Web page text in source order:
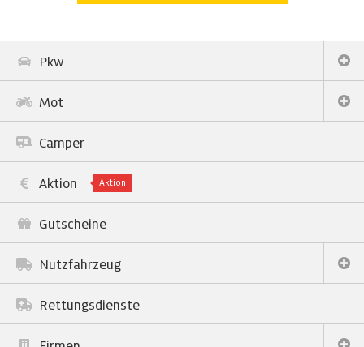
Pkw
Mot
Camper
Aktion Aktion
Gutscheine
Nutzfahrzeug
Rettungsdienste